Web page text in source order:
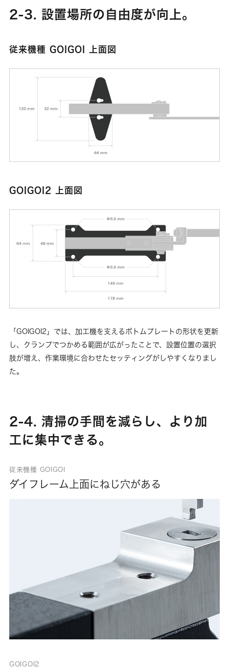
2-3. 設置場所の自由度が向上。
従来機種 GOIGOI 上面図
GOIGOI2 上面図
「GOIGOI2」では、加工機を支えるボトムプレートの形状を更新
し、クランプでつかめる範囲が広がったことで、設置位置の選択
肢が増え、作業環境に合わせたセッティングがしやすくなりまし
た。
2-4. 清掃の手間を減らし、より加
工に集中できる。
従来機種 GOIGOI
ダイフレーム上面にねじ穴がある
GOIGOI2